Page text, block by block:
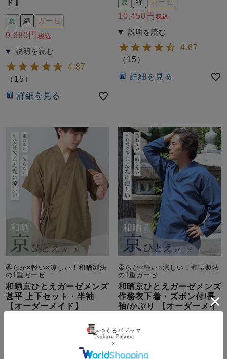
ド】
夏 綿 ガーゼ
9,680 税込
4.87
（ 15 ）
詳細を見る
10,450 税込
4.67
（ 15 ）
詳細を見る
柔らか×軽い×涼しい！和晒製法
の1重ガーゼ
和晒京ひとえガーゼメンズ
甚平 上下セット・半袖
【オーダーメイド】
柔らか×軽い×涼しい！和晒製法
の1重ガーゼ
和晒京ひとえガーゼメンズ
作務衣下着・ズボン付/長
袖/かぶり 【オーダーメイ
夏 綿